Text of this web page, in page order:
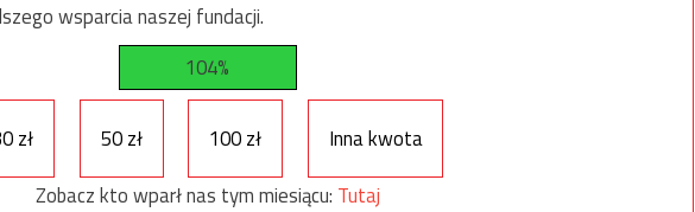
wsparcia naszej fundacji.
104%
zł 50 zł 100 zł
Inna kwota
Zobacz kto wparł nas tym miesiącu: Tutaj